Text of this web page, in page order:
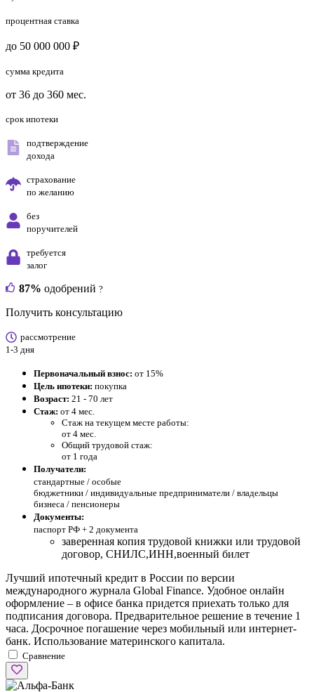
процентная ставка
до 50 000 000 ₽
сумма кредита
от 36 до 360 мес.
срок ипотеки
подтверждение
дохода
страхование
по желанию
без
поручителей
требуется
залог
87% одобрений ?
Получить консультацию
рассмотрение
1-3 дня
Первоначальный взнос: от 15%
Цель ипотеки: покупка
Возраст: 21 - 70 лет
Стаж: от 4 мес.
Стаж на текущем месте работы:
от 4 мес.
Общий трудовой стаж:
от 1 года
Получатели:
стандартные / особые
бюджетники / индивидуальные предприниматели / владельцы
бизнеса / пенсионеры
Документы:
паспорт РФ + 2 документа
заверенная копия трудовой книжки или трудовой
договор, СНИЛС,ИНН,военный билет
Лучший ипотечный кредит в России по версии
международного журнала Global Finance. Удобное онлайн
оформление – в офисе банка придется приехать только для
подписания договора. Предварительное решение в течение 1
часа. Досрочное погашение через мобильный или интернет-
банк. Использование материнского капитала.
Сравнение